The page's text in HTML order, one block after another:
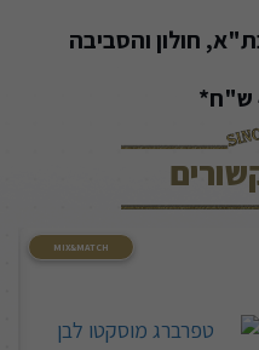
חולון והסביבה
MIX&MATCH